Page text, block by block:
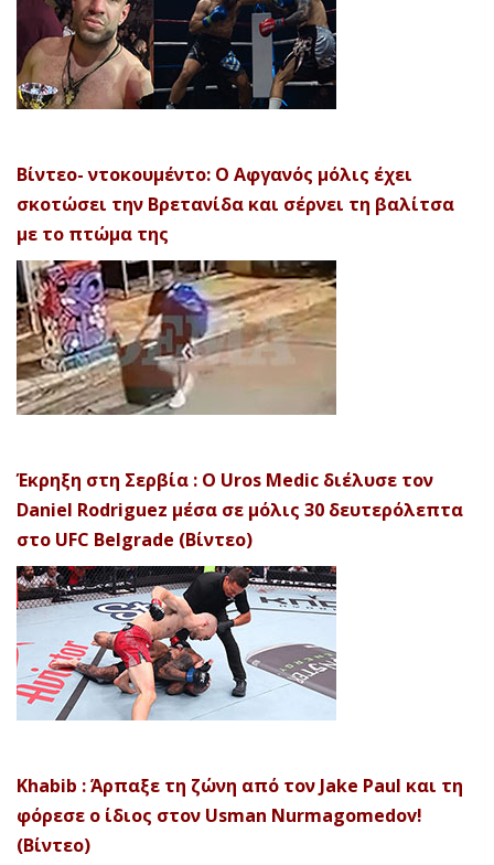
Βίντεο- ντοκουμέντο: Ο Αφγανός μόλις έχει
σκοτώσει την Βρετανίδα και σέρνει τη βαλίτσα
με το πτώμα της
Έκρηξη στη Σερβία : Ο Uros Medic διέλυσε τον
Daniel Rodriguez μέσα σε μόλις 30 δευτερόλεπτα
στο UFC Belgrade (Βίντεο)
Khabib : Άρπαξε τη ζώνη από τον Jake Paul και τη
φόρεσε ο ίδιος στον Usman Nurmagomedov!
(Βίντεο)